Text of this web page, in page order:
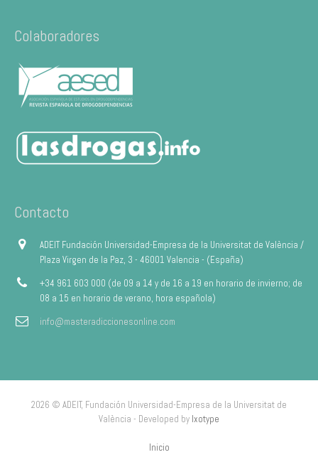
Colaboradores
Contacto
ADEIT Fundación Universidad-Empresa de la Universitat de València /
Plaza Virgen de la Paz, 3 - 46001 Valencia - (España)
+34 961 603 000 (de 09 a 14 y de 16 a 19 en horario de invierno; de
08 a 15 en horario de verano, hora española)
info@masteradiccionesonline.com
2026 © ADEIT, Fundación Universidad-Empresa de la Universitat de
València - Developed by Ixotype
Inicio